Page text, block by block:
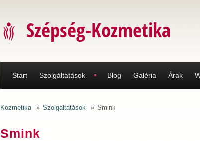
Szépség-Kozmetika
Start Szolgáltatások Blog Galéria Árak
Kozmetika » Szolgáltatások » Smink
Smink